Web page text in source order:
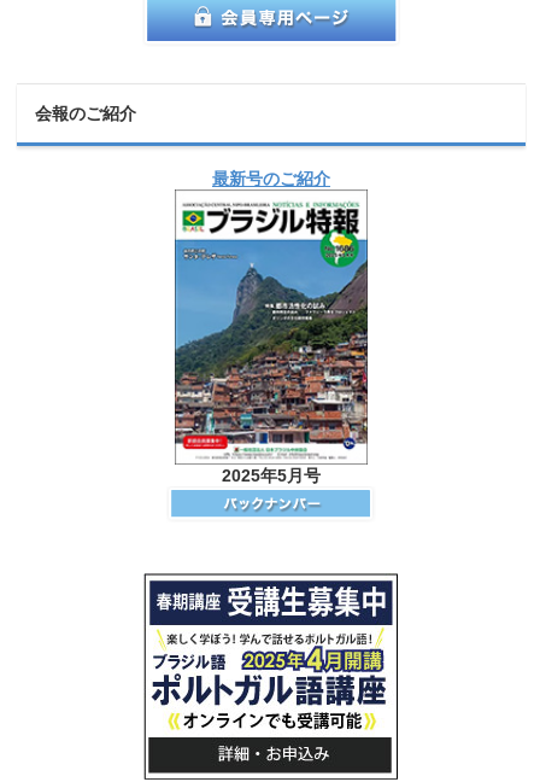
会報のご紹介
最新号のご紹介
2025年5月号